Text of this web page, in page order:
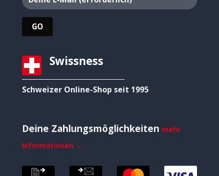
Swissness
Schweizer Online-Shop seit 1995
Deine Zahlungsmöglichkeiten mehr
Informationen →